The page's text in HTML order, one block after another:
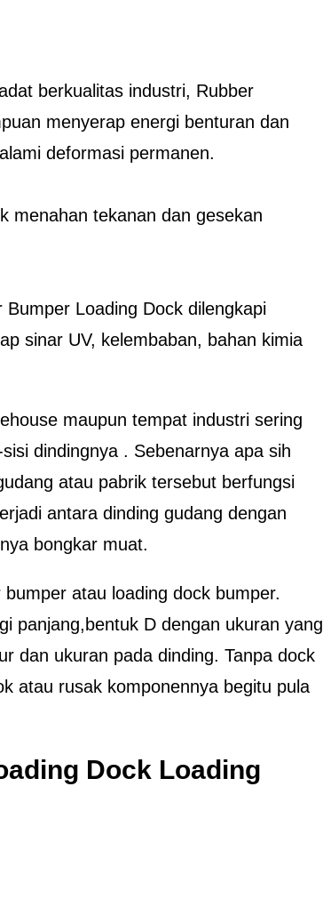
berkualitas industri, Rubber
menyerap energi benturan dan
deformasi permanen.
menahan tekanan dan gesekan
Loading Dock dilengkapi
sinar UV, kelembaban, bahan kimia
maupun tempat industri sering
dindingnya . Sebenarnya apa sih
atau pabrik tersebut berfungsi
antara dinding gudang dengan
bongkar muat.
atau loading dock bumper.
panjang,bentuk D dengan ukuran yang
dan ukuran pada dinding. Tanpa dock
atau rusak komponennya begitu pula
Dock Loading